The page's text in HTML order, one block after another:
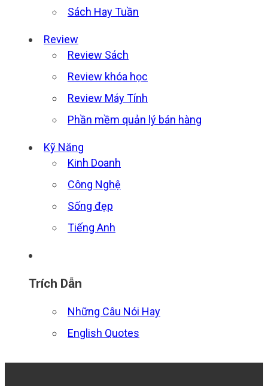
Sách Hay Tuần
Review
Review Sách
Review khóa học
Review Máy Tính
Phần mềm quản lý bán hàng
Kỹ Năng
Kinh Doanh
Công Nghệ
Sống đẹp
Tiếng Anh
Trích Dẫn
Những Câu Nói Hay
English Quotes